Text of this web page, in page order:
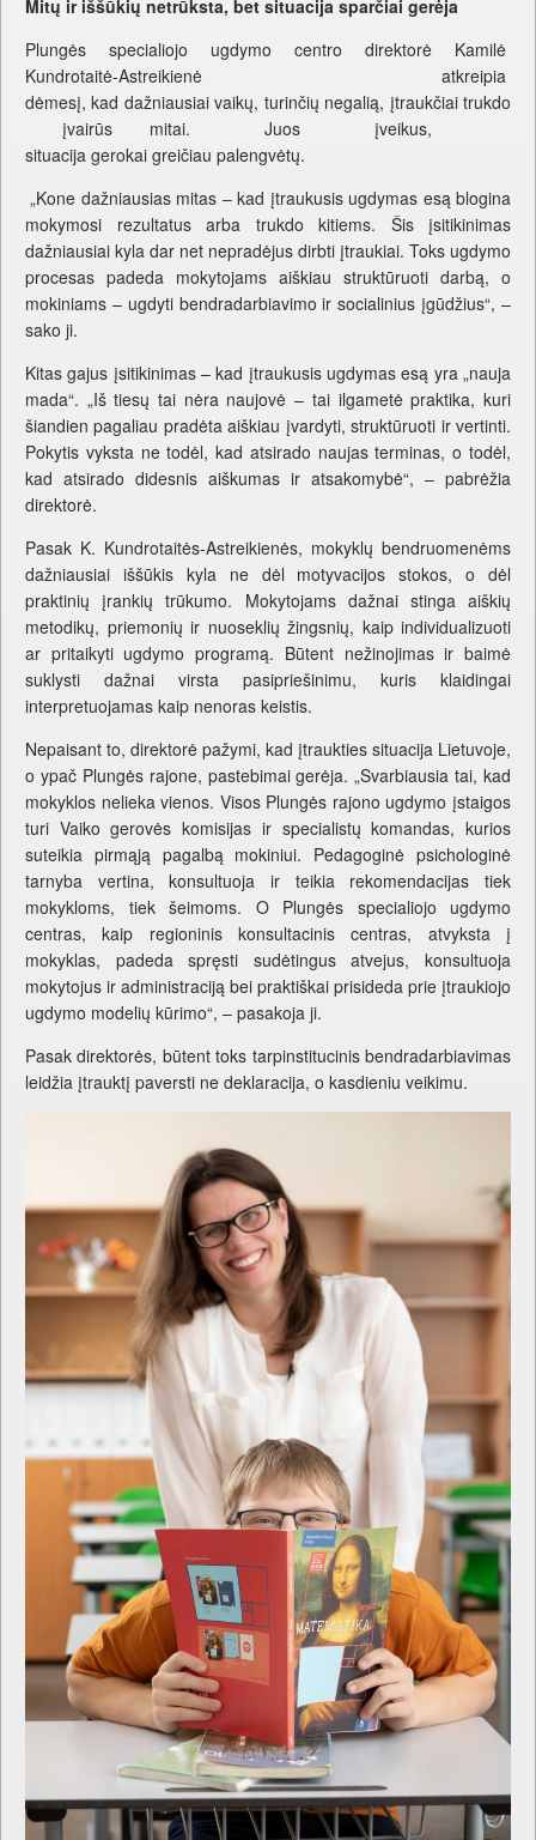
Mitų ir iššūkių netrūksta, bet situacija sparčiai gerėja
Plungės specialiojo ugdymo centro direktorė Kamilė
Kundrotaitė-Astreikienė atkreipia
dėmesį, kad dažniausiai vaikų, turinčių negalią, įtraukčiai trukdo
įvairūs mitai. Juos įveikus,
situacija gerokai greičiau palengvėtų.
„Kone dažniausias mitas – kad įtraukusis ugdymas esą blogina
mokymosi rezultatus arba trukdo kitiems. Šis įsitikinimas
dažniausiai kyla dar net nepradėjus dirbti įtraukiai. Toks ugdymo
procesas padeda mokytojams aiškiau struktūruoti darbą, o
mokiniams – ugdyti bendradarbiavimo ir socialinius įgūdžius“, –
sako ji.
Kitas gajus įsitikinimas – kad įtraukusis ugdymas esą yra „nauja
mada“. „Iš tiesų tai nėra naujovė – tai ilgametė praktika, kuri
šiandien pagaliau pradėta aiškiau įvardyti, struktūruoti ir vertinti.
Pokytis vyksta ne todėl, kad atsirado naujas terminas, o todėl,
kad atsirado didesnis aiškumas ir atsakomybė“, – pabrėžia
direktorė.
Pasak K. Kundrotaitės-Astreikienės, mokyklų bendruomenėms
dažniausiai iššūkis kyla ne dėl motyvacijos stokos, o dėl
praktinių įrankių trūkumo. Mokytojams dažnai stinga aiškių
metodikų, priemonių ir nuoseklių žingsnių, kaip individualizuoti
ar pritaikyti ugdymo programą. Būtent nežinojimas ir baimė
suklysti dažnai virsta pasipriešinimu, kuris klaidingai
interpretuojamas kaip nenoras keistis.
Nepaisant to, direktorė pažymi, kad įtraukties situacija Lietuvoje,
o ypač Plungės rajone, pastebimai gerėja. „Svarbiausia tai, kad
mokyklos nelieka vienos. Visos Plungės rajono ugdymo įstaigos
turi Vaiko gerovės komisijas ir specialistų komandas, kurios
suteikia pirmąją pagalbą mokiniui. Pedagoginė psichologinė
tarnyba vertina, konsultuoja ir teikia rekomendacijas tiek
mokykloms, tiek šeimoms. O Plungės specialiojo ugdymo
centras, kaip regioninis konsultacinis centras, atvyksta į
mokyklas, padeda spręsti sudėtingus atvejus, konsultuoja
mokytojus ir administraciją bei praktiškai prisideda prie įtraukiojo
ugdymo modelių kūrimo“, – pasakoja ji.
Pasak direktorės, būtent toks tarpinstitucinis bendradarbiavimas
leidžia įtrauktį paversti ne deklaracija, o kasdieniu veikimu.